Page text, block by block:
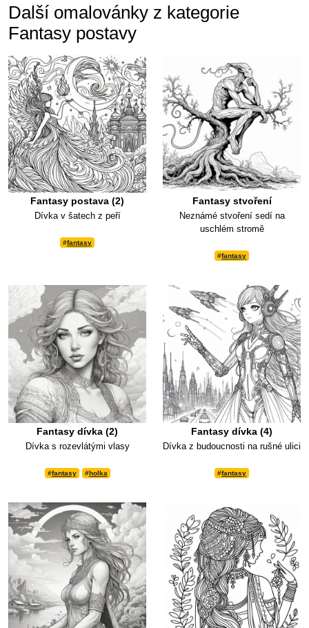
Další omalovánky z kategorie
Fantasy postavy
Fantasy postava (2)
Dívka v šatech z peří
#fantasy
Fantasy stvoření
Neznámé stvoření sedí na
uschlém stromě
#fantasy
Fantasy dívka (2)
Dívka s rozevlátými vlasy
#fantasy #holka
Fantasy dívka (4)
Dívka z budoucnosti na rušné ulici
#fantasy